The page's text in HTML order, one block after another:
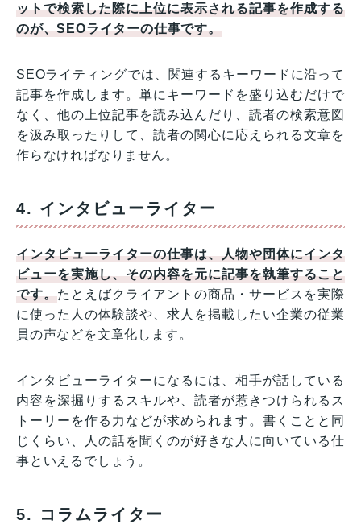
ットで検索した際に上位に表示される記事を作成する
のが、SEOライターの仕事です。
SEOライティングでは、関連するキーワードに沿って
記事を作成します。単にキーワードを盛り込むだけで
なく、他の上位記事を読み込んだり、読者の検索意図
を汲み取ったりして、読者の関心に応えられる文章を
作らなければなりません。
4. インタビューライター
インタビューライターの仕事は、人物や団体にインタ
ビューを実施し、その内容を元に記事を執筆すること
です。たとえばクライアントの商品・サービスを実際
に使った人の体験談や、求人を掲載したい企業の従業
員の声などを文章化します。
インタビューライターになるには、相手が話している
内容を深掘りするスキルや、読者が惹きつけられるス
トーリーを作る力などが求められます。書くことと同
じくらい、人の話を聞くのが好きな人に向いている仕
事といえるでしょう。
5. コラムライター